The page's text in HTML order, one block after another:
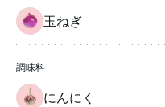
玉ねぎ
調味料
にんにく